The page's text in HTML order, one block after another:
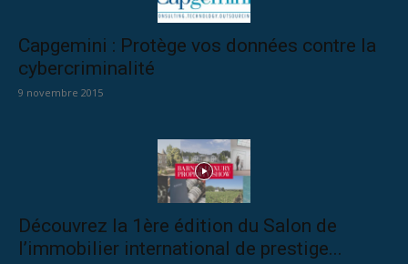
Capgemini : Protège vos données contre la
cybercriminalité
9 novembre 2015
Découvrez la 1ère édition du Salon de
l’immobilier international de prestige...